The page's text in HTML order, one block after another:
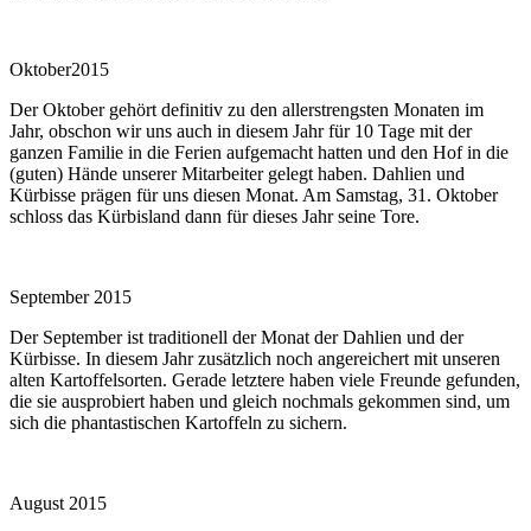
Oktober2015
Der Oktober gehört definitiv zu den allerstrengsten Monaten im
Jahr, obschon wir uns auch in diesem Jahr für 10 Tage mit der
ganzen Familie in die Ferien aufgemacht hatten und den Hof in die
(guten) Hände unserer Mitarbeiter gelegt haben. Dahlien und
Kürbisse prägen für uns diesen Monat. Am Samstag, 31. Oktober
schloss das Kürbisland dann für dieses Jahr seine Tore.
September 2015
Der September ist traditionell der Monat der Dahlien und der
Kürbisse. In diesem Jahr zusätzlich noch angereichert mit unseren
alten Kartoffelsorten. Gerade letztere haben viele Freunde gefunden,
die sie ausprobiert haben und gleich nochmals gekommen sind, um
sich die phantastischen Kartoffeln zu sichern.
August 2015